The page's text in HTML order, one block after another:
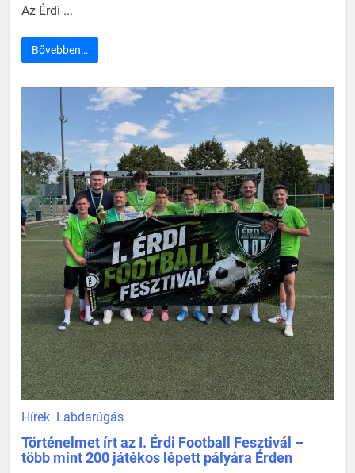
Az Érdi ...
Bővebben…
Hírek Labdarúgás
Történelmet írt az I. Érdi Football Fesztivál –
több mint 200 játékos lépett pályára Érden